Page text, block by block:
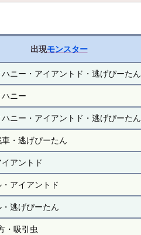
出現モンスター
ニー・アイアントド・逃げぴーたん
ニー
ニー・アイアントド・逃げぴーたん
・逃げぴーたん
アントド
アイアントド
逃げぴーたん
・吸引虫